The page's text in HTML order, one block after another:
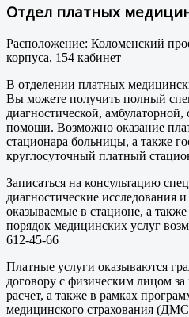
Отдел платных
Расположение: Коломенский
корпуса, 154 кабинет
В отделении платных
Вы можете получить полный
диагностической,
помощи. Возможно оказание
стационара больницы, а также
круглосуточный платный
Записаться на консультацию
диагностические исследования
оказываемые в стационе, а
порядок медицинских услуг
612-45-66
Платные услуги оказываются
договору с физическим лицом
расчет, а также в рамках
медицинского страхования